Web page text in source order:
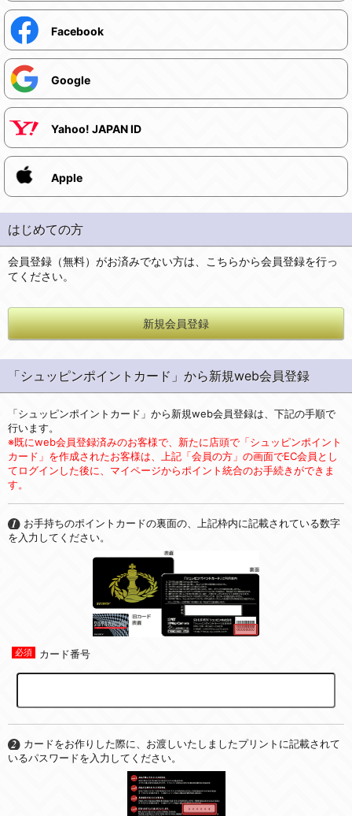
Facebook
Google
Yahoo! JAPAN ID
Apple
はじめての方
会員登録（無料）がお済みでない方は、こちらから会員登録を行っ
てください。
新規会員登録
「シュッピンポイントカード」から新規web会員登録
「シュッピンポイントカード」から新規web会員登録は、下記の手順で
行います。
※既にweb会員登録済みのお客様で、新たに店頭で「シュッピンポイント
カード」を作成されたお客様は、上記「会員の方」の画面でEC会員とし
てログインした後に、マイページからポイント統合のお手続きができま
す。
お手持ちのポイントカードの裏面の、上記枠内に記載されている数字
を入力してください。
カード番号
カードをお作りした際に、お渡しいたしましたプリントに記載されて
いるパスワードを入力してください。